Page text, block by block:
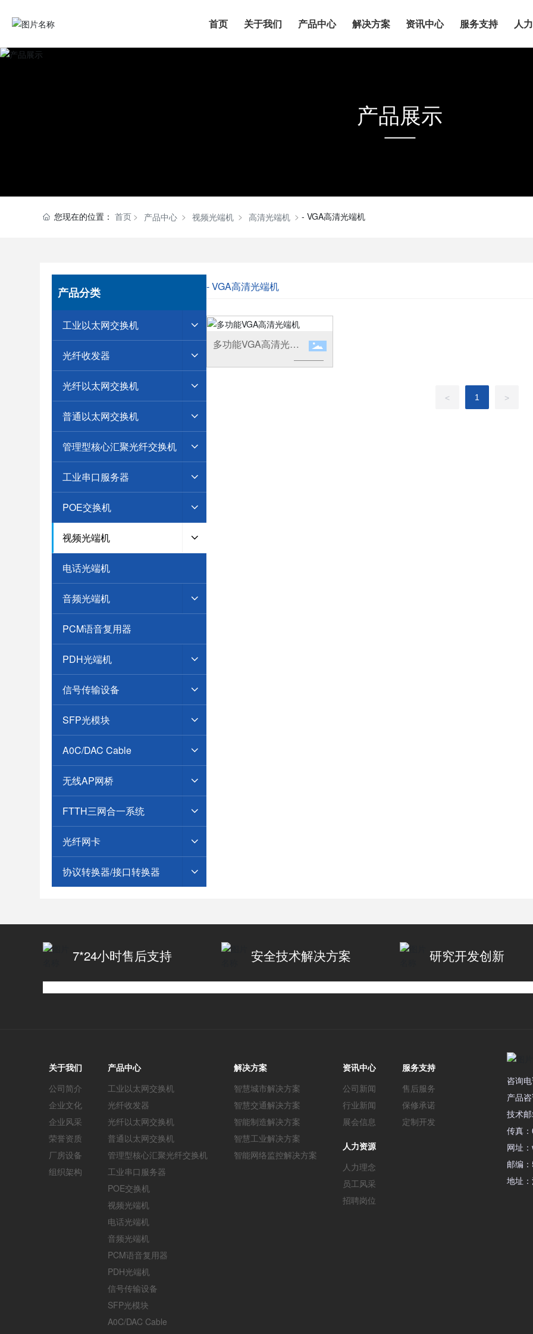
首页 关于我们 产品中心 解决方案 资讯中心 服务支持 人
产品展示
您现在的位置： 首页 产品中心 视频光端机 高清光端机 - VGA高清光端机
产品分类
工业以太网交换机
光纤收发器
光纤以太网交换机
普通以太网交换机
管理型核心汇聚光纤交换机
工业串口服务器
POE交换机
视频光端机
电话光端机
音频光端机
PCM语音复用器
PDH光端机
信号传输设备
SFP光模块
A0C/DAC Cable
无线AP网桥
FTTH三网合一系统
光纤网卡
协议转换器/接口转换器
- VGA高清光端机
多功能VGA高清光端
< 1 >
7*24小时售后支持 安全技术解决方案 研究开发创新
关于我们
公司简介
企业文化
企业风采
荣誉资质
厂房设备
组织架构
产品中心
工业以太网交换机
光纤收发器
光纤以太网交换机
普通以太网交换机
管理型核心汇聚光纤交换机
工业串口服务器
POE交换机
视频光端机
电话光端机
音频光端机
PCM语音复用器
PDH光端机
信号传输设备
SFP光模块
A0C/DAC Cable
解决方案
智慧城市解决方案
智慧交通解决方案
智能制造解决方案
智慧工业解决方案
智能网络监控解决方案
资讯中心
公司新闻
行业新闻
展会信息
服务支持
售后服务
保修承诺
定制开发
人力资源
人力理念
员工风采
招聘岗位
咨询
产品
技术
传真
网址
邮编
地址